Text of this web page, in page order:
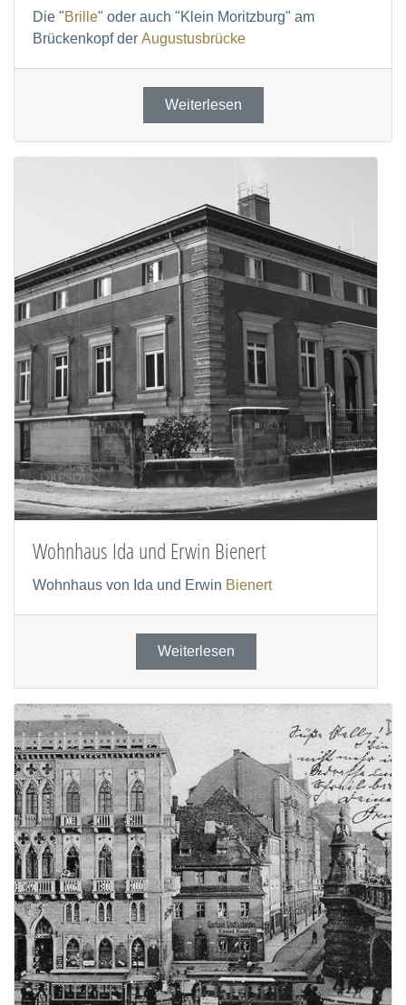
Die "Brille" oder auch "Klein Moritzburg" am
Brückenkopf der Augustusbrücke
Weiterlesen
Wohnhaus Ida und Erwin Bienert
Wohnhaus von Ida und Erwin Bienert
Weiterlesen